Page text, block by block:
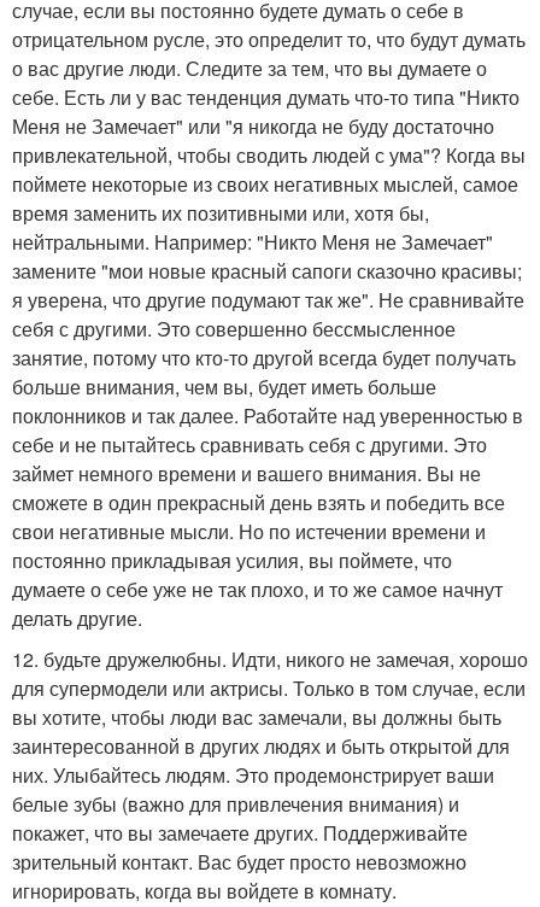
случае, если вы постоянно будете думать о себе в
отрицательном русле, это определит то, что будут думать
о вас другие люди. Следите за тем, что вы думаете о
себе. Есть ли у вас тенденция думать что-то типа "Никто
Меня не Замечает" или "я никогда не буду достаточно
привлекательной, чтобы сводить людей с ума"? Когда вы
поймете некоторые из своих негативных мыслей, самое
время заменить их позитивными или, хотя бы,
нейтральными. Например: "Никто Меня не Замечает"
замените "мои новые красный сапоги сказочно красивы;
я уверена, что другие подумают так же". Не сравнивайте
себя с другими. Это совершенно бессмысленное
занятие, потому что кто-то другой всегда будет получать
больше внимания, чем вы, будет иметь больше
поклонников и так далее. Работайте над уверенностью в
себе и не пытайтесь сравнивать себя с другими. Это
займет немного времени и вашего внимания. Вы не
сможете в один прекрасный день взять и победить все
свои негативные мысли. Но по истечении времени и
постоянно прикладывая усилия, вы поймете, что
думаете о себе уже не так плохо, и то же самое начнут
делать другие.
12. будьте дружелюбны. Идти, никого не замечая, хорошо
для супермодели или актрисы. Только в том случае, если
вы хотите, чтобы люди вас замечали, вы должны быть
заинтересованной в других людях и быть открытой для
них. Улыбайтесь людям. Это продемонстрирует ваши
белые зубы (важно для привлечения внимания) и
покажет, что вы замечаете других. Поддерживайте
зрительный контакт. Вас будет просто невозможно
игнорировать, когда вы войдете в комнату.